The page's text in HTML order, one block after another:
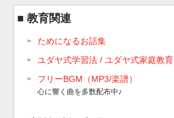
教育関連
ためになるお話集
ユダヤ式学習法 / ユダヤ式家庭教育
フリーBGM（MP3/楽譜）
心に響く曲を多数配布中♪